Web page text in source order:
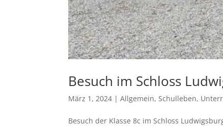
Besuch im Schloss
März 1, 2024 |Allgemein, Schulleben,
Besuch der Klasse 8c im Schloss